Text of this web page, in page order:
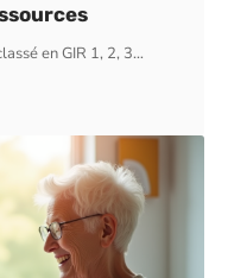
en GIR 1, 2, 3…